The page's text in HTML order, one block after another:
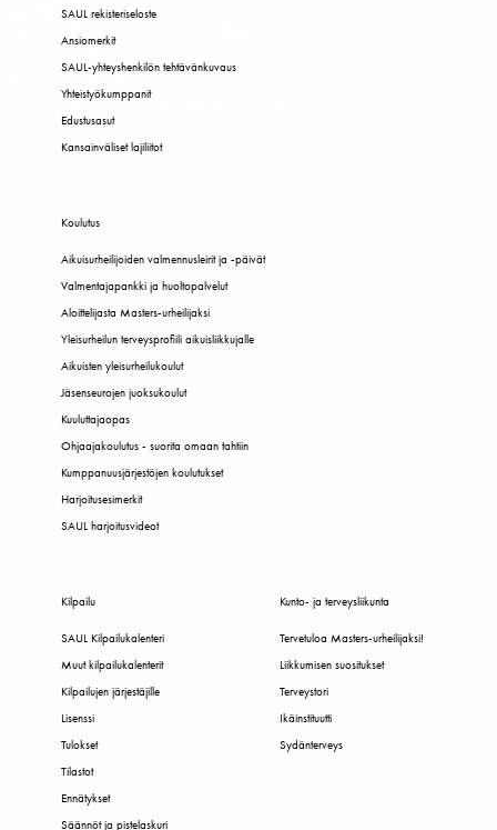
SAUL rekisteriseloste
Ansiomerkit
SAUL-yhteyshenkilön tehtävänkuvaus
Yhteistyökumppanit
Edustusasut
Kansainväliset lajiliitot
Koulutus
Aikuisurheilijoiden valmennusleirit ja -päivät
Valmentajapankki ja huoltopalvelut
Aloittelijasta Masters-urheilijaksi
Yleisurheilun terveysprofiili aikuisliikkujalle
Aikuisten yleisurheilukoulut
Jäsenseurojen juoksukoulut
Kuuluttajaopas
Ohjaajakoulutus - suorita omaan tahtiin
Kumppanuusjärjestöjen koulutukset
Harjoitusesimerkit
SAUL harjoitusvideot
Kilpailu
SAUL Kilpailukalenteri
Muut kilpailukalenterit
Kilpailujen järjestäjille
Lisenssi
Tulokset
Tilastot
Ennätykset
Säännöt ja pistelaskuri
Kunto- ja terveysliikunta
Tervetuloa Masters-urheilijaksi!
Liikkumisen suositukset
Terveystori
Ikäinstituutti
Sydänterveys